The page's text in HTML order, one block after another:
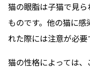
猫の眼脂は子猫で見
ものです。他の猫に
れた際には注意が必要
猫の性格によっては